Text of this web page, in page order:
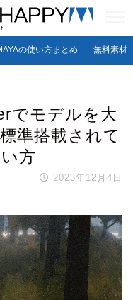
の使い方まとめ 無料素材
でモデルを大
準搭載されて
方
2023年12月4日